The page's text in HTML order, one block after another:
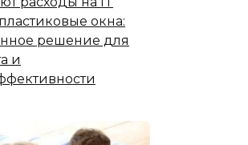
окна:
решение для
и